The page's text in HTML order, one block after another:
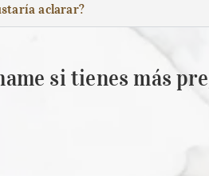
aclarar?
si tienes más